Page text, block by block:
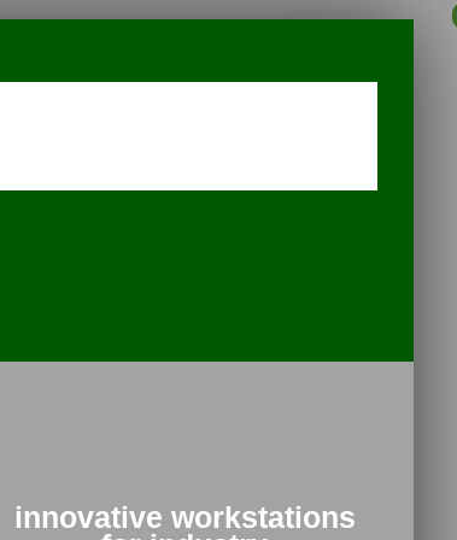
innovative workstations